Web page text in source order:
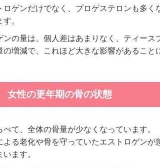
ロゲンだけでなく、プロゲステロンも多く
。
の量は、個人差はあまりなく、ティース
増減で、これほど大きな影響があること
女性の更年期の骨の状態
て、全体の骨量が少なくなっています。
る老化や骨を守っていたエストロゲンが
ます。